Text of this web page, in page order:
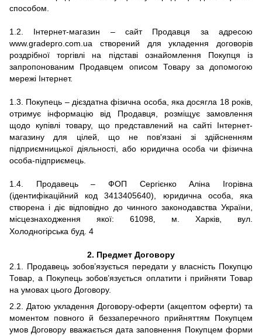
способом.
1.2. Інтернет-магазин – сайт Продавця за адресою
www.gradepro. com ua створений для укладення договорів
роздрібної торгівлі на підставі ознайомлення Покупця із
запропонованим Продавцем описом Товару за допомогою
мережі Інтернет.
1.3. Покупець – дієздатна фізична особа, яка досягла 18 років,
отримує інформацію від Продавця, розміщує замовлення
щодо купівлі товару, що представлений на сайті Інтернет-
магазину для цілей, що не пов'язані зі здійсненням
підприємницької діяльності, або юридична особа чи фізична
особа-підприємець.
1.4. Продавець – ФОП Сергієнко Аліна Ігорівна
(ідентифікаційний код 3413405640), юридична особа, яка
створена і діє відповідно до чинного законодавства України,
місцезнаходження якої: 61098, м. Харків, вул.
Холодногірська буд. 4
2. Предмет Договору
2.1. Продавець зобов’язується передати у власність Покупцю
Товар, а Покупець зобов’язується оплатити і прийняти Товар
на умовах цього Договору.
2.2. Датою укладення Договору-оферти (акцептом оферти) та
моментом повного й беззаперечного прийняттям Покупцем
умов Договору вважається дата заповнення Покупцем форми